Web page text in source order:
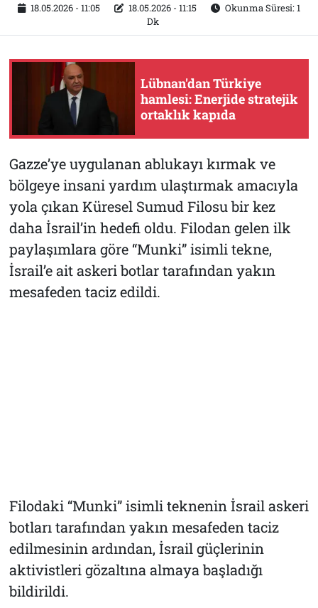
18.05.2026 - 11:05 18.05.2026 - 11:15
Okunma Süresi: 1
Dk
Lübnan'dan Türkiye
hamlesi: Enerjide stratejik
ortaklık kapıda
Gazze’ye uygulanan ablukayı kırmak ve
bölgeye insani yardım ulaştırmak amacıyla
yola çıkan Küresel Sumud Filosu bir kez
daha İsrail’in hedefi oldu. Filodan gelen ilk
paylaşımlara göre “Munki” isimli tekne,
İsrail’e ait askeri botlar tarafından yakın
mesafeden taciz edildi.
Filodaki “Munki” isimli teknenin İsrail askeri
botları tarafından yakın mesafeden taciz
edilmesinin ardından, İsrail güçlerinin
aktivistleri gözaltına almaya başladığı
bildirildi.